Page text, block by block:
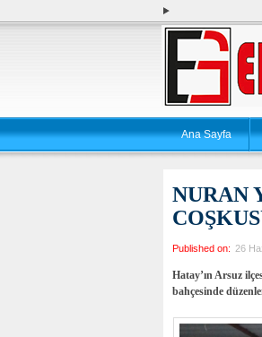
Ana Sayfa
NURAN
Published on: 26
Hatay’ın Arsuz
bahçesinde